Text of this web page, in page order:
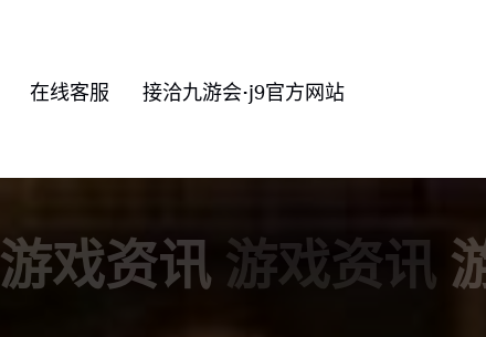
在线客服 接洽九游会·j9官方网站
游戏资讯 游戏资讯